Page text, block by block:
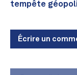
tempête
Écrire un